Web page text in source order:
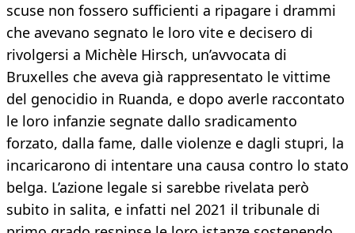
scuse non fossero sufficienti a ripagare i drammi
che avevano segnato le loro vite e decisero di
rivolgersi a Michèle Hirsch, un’avvocata di
Bruxelles che aveva già rappresentato le vittime
del genocidio in Ruanda, e dopo averle raccontato
le loro infanzie segnate dallo sradicamento
forzato, dalla fame, dalle violenze e dagli stupri, la
incaricarono di intentare una causa contro lo stato
belga. L’azione legale si sarebbe rivelata però
subito in salita, e infatti nel 2021 il tribunale di